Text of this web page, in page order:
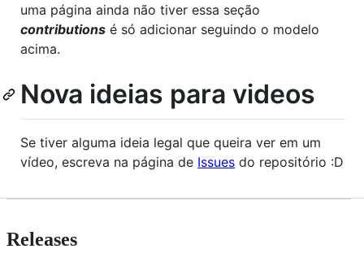
uma página ainda não tiver essa seção
contributions é só adicionar seguindo o modelo
acima.
Nova ideias para videos
Se tiver alguma ideia legal que queira ver em um
vídeo, escreva na página de Issues do repositório :D
Releases